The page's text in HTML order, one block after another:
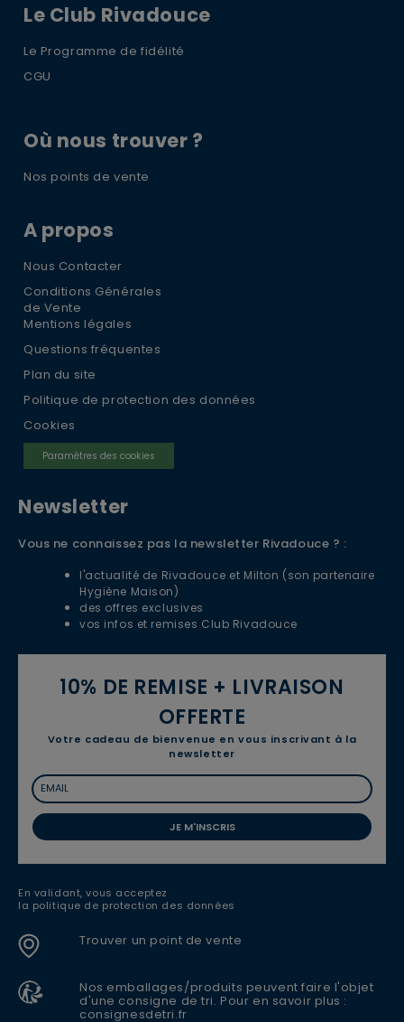
Le Club Rivadouce
Le Programme de fidélité
CGU
Où nous trouver ?
Nos points de vente
A propos
Nous Contacter
Conditions Générales
de Vente
Mentions légales
Questions fréquentes
Plan du site
Politique de protection des données
Cookies
Paramètres des cookies
Newsletter
Vous ne connaissez pas la newsletter Rivadouce ? :
l'actualité de Rivadouce et Milton (son partenaire
Hygiène Maison)
des offres exclusives
vos infos et remises Club Rivadouce
10% DE REMISE + LIVRAISON
OFFERTE
Votre cadeau de bienvenue en vous inscrivant à la
newsletter
JE M'INSCRIS
En validant, vous acceptez
la politique de protection des données
Trouver un point de vente
Nos emballages/produits peuvent faire l'objet
d'une consigne de tri. Pour en savoir plus :
consignesdetri.fr